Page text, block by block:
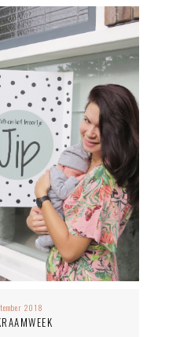
2018